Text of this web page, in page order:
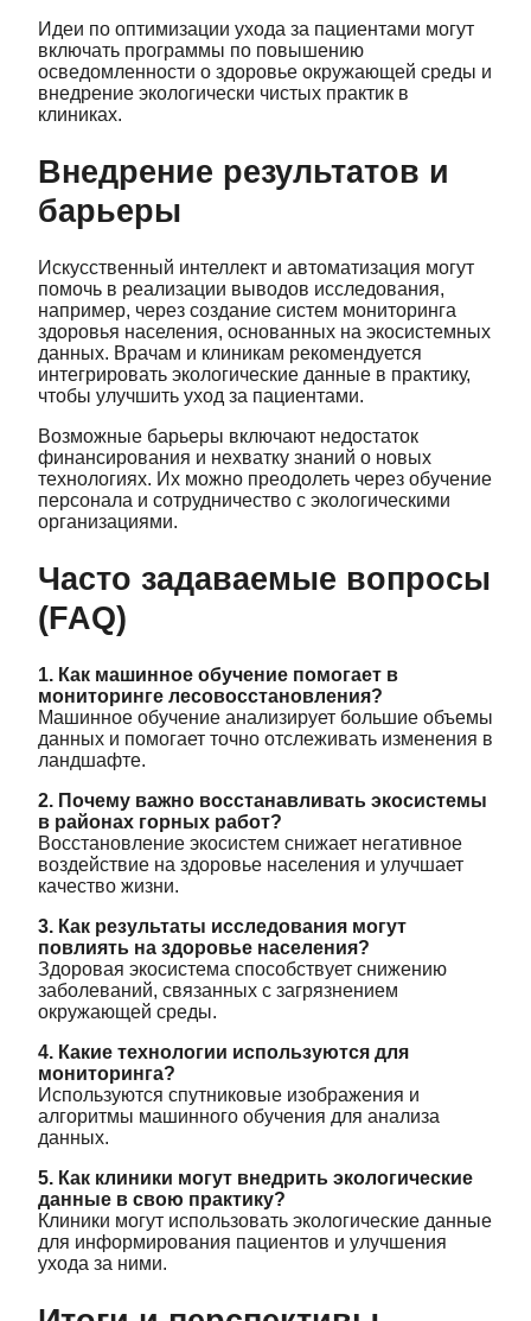
Идеи по оптимизации ухода за пациентами могут
включать программы по повышению
осведомленности о здоровье окружающей среды и
внедрение экологически чистых практик в
клиниках.
Внедрение результатов и
барьеры
Искусственный интеллект и автоматизация могут
помочь в реализации выводов исследования,
например, через создание систем мониторинга
здоровья населения, основанных на экосистемных
данных. Врачам и клиникам рекомендуется
интегрировать экологические данные в практику,
чтобы улучшить уход за пациентами.
Возможные барьеры включают недостаток
финансирования и нехватку знаний о новых
технологиях. Их можно преодолеть через обучение
персонала и сотрудничество с экологическими
организациями.
Часто задаваемые вопросы
(FAQ)
1. Как машинное обучение помогает в
мониторинге лесовосстановления?
Машинное обучение анализирует большие объемы
данных и помогает точно отслеживать изменения в
ландшафте.
2. Почему важно восстанавливать экосистемы
в районах горных работ?
Восстановление экосистем снижает негативное
воздействие на здоровье населения и улучшает
качество жизни.
3. Как результаты исследования могут
повлиять на здоровье населения?
Здоровая экосистема способствует снижению
заболеваний, связанных с загрязнением
окружающей среды.
4. Какие технологии используются для
мониторинга?
Используются спутниковые изображения и
алгоритмы машинного обучения для анализа
данных.
5. Как клиники могут внедрить экологические
данные в свою практику?
Клиники могут использовать экологические данные
для информирования пациентов и улучшения
ухода за ними.